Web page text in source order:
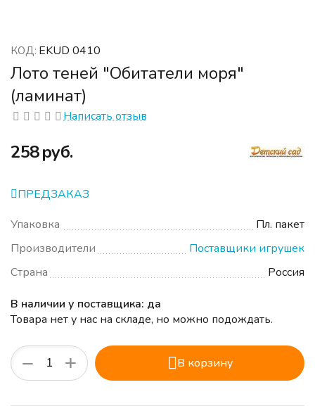
КОД: EKUD 0410
Лото теней "Обитатели моря"
(ламинат)
Написать отзыв
‍258‍руб.
ПРЕДЗАКАЗ
Упаковка
Пл. пакет
Производители
Поставщики игрушек
Страна
Россия
В наличии у поставщика: да
Товара нет у нас на складе, но можно подождать.
+
− В корзину